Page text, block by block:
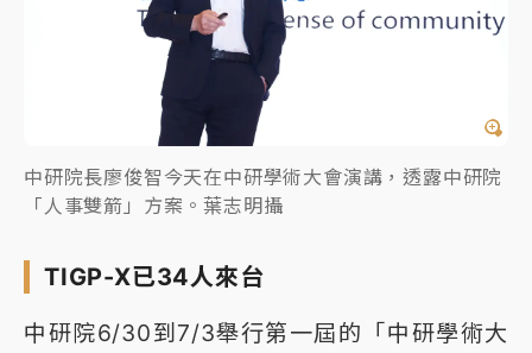
中研院長廖俊智今天在中研學術大會演講，透露中研院
「人事雙箭」方案。葉志明攝
TIGP-X已34人來台
中研院6/30到7/3舉行第一屆的「中研學術大